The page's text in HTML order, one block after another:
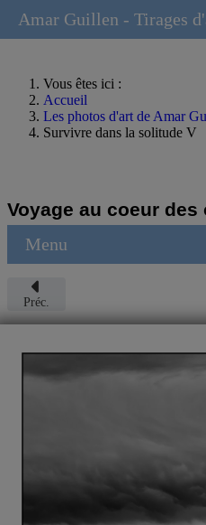
Vous êtes ici :
Accueil
Les photos d'art de Amar
Survivre dans la solitude V
Voyage au coeur des
Menu
Préc.
Amar Guillen - Tirages